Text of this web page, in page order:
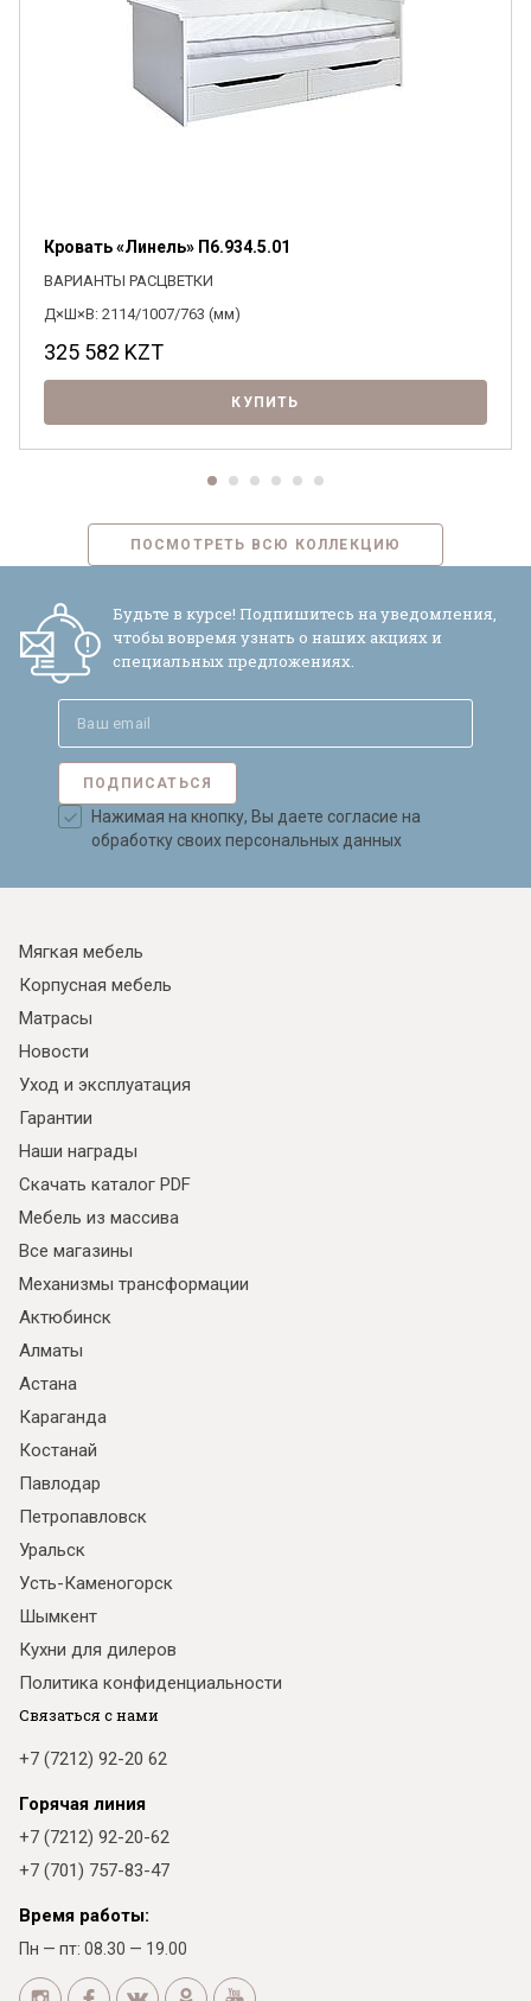
Кровать «Линель» П6.934.5.01
ВАРИАНТЫ РАСЦВЕТКИ
Д×Ш×В: 2114/1007/763 (мм)
325 582 KZT
КУПИТЬ
ПОСМОТРЕТЬ ВСЮ КОЛЛЕКЦИЮ
Будьте в курсе! Подпишитесь на уведомления,
чтобы вовремя узнать о наших акциях и
специальных предложениях.
ПОДПИСАТЬСЯ
Нажимая на кнопку, Вы даете согласие на
обработку своих персональных данных
Мягкая мебель
Корпусная мебель
Матрасы
Новости
Уход и эксплуатация
Гарантии
Наши награды
Скачать каталог PDF
Мебель из массива
Все магазины
Механизмы трансформации
Актюбинск
Алматы
Астана
Караганда
Костанай
Павлодар
Петропавловск
Уральск
Усть-Каменогорск
Шымкент
Кухни для дилеров
Политика конфиденциальности
Связаться с нами
+7 (7212) 92-20 62
Горячая линия
+7 (7212) 92-20-62
+7 (701) 757-83-47
Время работы:
Пн — пт: 08.30 — 19.00